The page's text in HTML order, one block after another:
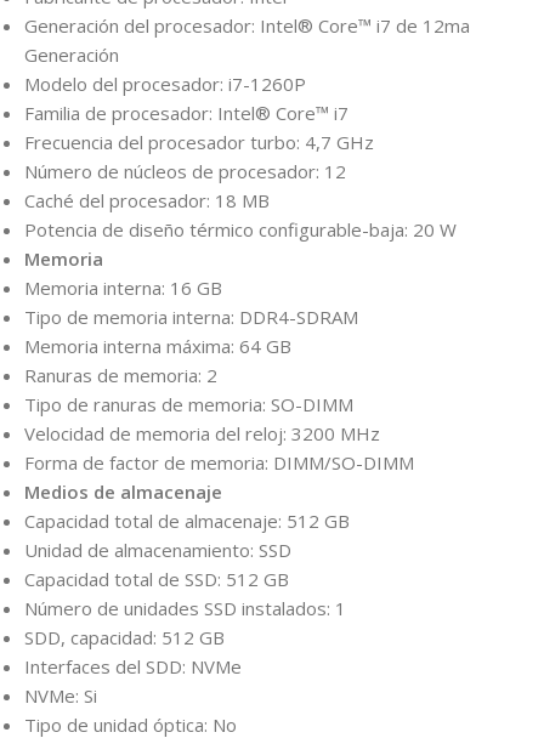
Generación del procesador: Intel® Core™ i7 de 12ma
Generación
Modelo del procesador: i7-1260P
Familia de procesador: Intel® Core™ i7
Frecuencia del procesador turbo: 4,7 GHz
Número de núcleos de procesador: 12
Caché del procesador: 18 MB
Potencia de diseño térmico configurable-baja: 20 W
Memoria
Memoria interna: 16 GB
Tipo de memoria interna: DDR4-SDRAM
Memoria interna máxima: 64 GB
Ranuras de memoria: 2
Tipo de ranuras de memoria: SO-DIMM
Velocidad de memoria del reloj: 3200 MHz
Forma de factor de memoria: DIMM/SO-DIMM
Medios de almacenaje
Capacidad total de almacenaje: 512 GB
Unidad de almacenamiento: SSD
Capacidad total de SSD: 512 GB
Número de unidades SSD instalados: 1
SDD, capacidad: 512 GB
Interfaces del SDD: NVMe
NVMe: Si
Tipo de unidad óptica: No